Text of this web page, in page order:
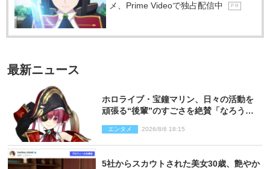
メ、Prime Videoで独占配信中
P R
最新ニュース
ホロライブ・宝鐘マリン、日々の活動を
頑張る“後輩”のすごさを絶賛「なろう系
エンタメ 2026/8/6 18:15
5社からスカウトされた美女30歳、艶やか